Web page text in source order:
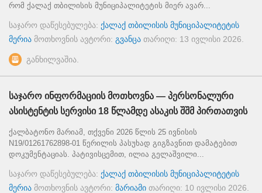
რომ ქალაქ თბილისის მუნიციპალიტეტის მიერ ავარ...
საჯარო დაწესებულება: ქალაქ თბილისის მუნიციპალიტეტის
მერია მოთხოვნის ავტორი: გვანცა თარიღი: 13 ივლისი 2026
განხილვაშია.
საჯარო ინფორმაციის მოთხოვნა — პერსონალური
ასისტენტის სერვისი 18 წლამდე ასაკის შშმ პირთათვის
ქალბატონო მარიამ, თქვენი 2026 წლის 25 ივნისის
N19/01261762898-01 წერილის პასუხად გიგზავნით დამატებით
დოკუმენტაციას. პატივისცემით, ილია გელაშვილი...
საჯარო დაწესებულება: ქალაქ თბილისის მუნიციპალიტეტის
მერია მოთხოვნის ავტორი: მარიამი თარიღი: 10 ივლისი 2026